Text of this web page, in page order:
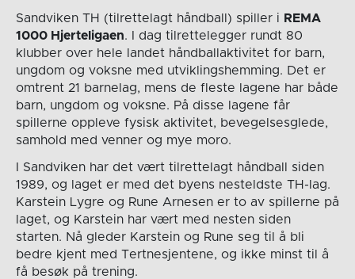
Sandviken TH (tilrettelagt håndball) spiller i REMA
1000 Hjerteligaen. I dag tilrettelegger rundt 80
klubber over hele landet håndballaktivitet for barn,
ungdom og voksne med utviklingshemming. Det er
omtrent 21 barnelag, mens de fleste lagene har både
barn, ungdom og voksne. På disse lagene får
spillerne oppleve fysisk aktivitet, bevegelsesglede,
samhold med venner og mye moro.
I Sandviken har det vært tilrettelagt håndball siden
1989, og laget er med det byens nesteldste TH-lag.
Karstein Lygre og Rune Arnesen er to av spillerne på
laget, og Karstein har vært med nesten siden
starten. Nå gleder Karstein og Rune seg til å bli
bedre kjent med Tertnesjentene, og ikke minst til å
få besøk på trening.